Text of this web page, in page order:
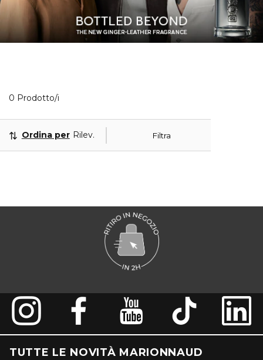
0 Prodotto/i
Filtra
Ordina per Rilevanza
TUTTE LE NOVITÀ MARIONNAUD